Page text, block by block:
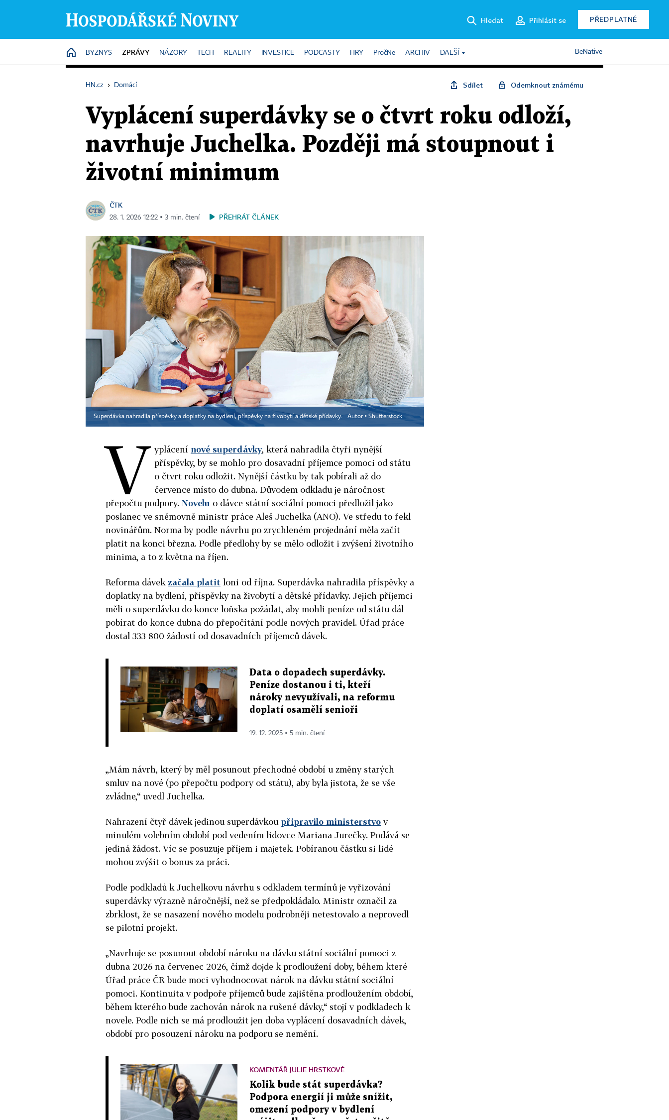
Hledat Přihlásit se PŘEDPLATNÉ
HOME
BYZNYS ZPRÁVY NÁZORY TECH REALITY INVESTICE PODCASTY HRY PročNe ARCHIV DALŠÍ BeNative
HN.cz › Domácí Sdílet Odemknout známému
Vyplácení superdávky se o čtvrt roku odloží,
navrhuje Juchelka. Později má stoupnout i
životní minimum
ČTK
28. 1. 2026 12:22 ▪ 3 min. čtení PŘEHRÁT ČLÁNEK
Superdávka nahradila příspěvky a doplatky na bydlení, příspěvky na živobytí a dětské přídavky. Autor ▪ Shutterstock
V yplácení nové superdávky, která nahradila čtyři nynější
příspěvky, by se mohlo pro dosavadní příjemce pomoci od státu
o čtvrt roku odložit. Nynější částku by tak pobírali až do
července místo do dubna. Důvodem odkladu je náročnost
přepočtu podpory. Novelu o dávce státní sociální pomoci předložil jako
poslanec ve sněmovně ministr práce Aleš Juchelka (ANO). Ve středu to řekl
novinářům. Norma by podle návrhu po zrychleném projednání měla začít
platit na konci března. Podle předlohy by se mělo odložit i zvýšení životního
minima, a to z května na říjen.
Reforma dávek začala platit loni od října. Superdávka nahradila příspěvky a
doplatky na bydlení, příspěvky na živobytí a dětské přídavky. Jejich příjemci
měli o superdávku do konce loňska požádat, aby mohli peníze od státu dál
pobírat do konce dubna do přepočítání podle nových pravidel. Úřad práce
dostal 333 800 žádostí od dosavadních příjemců dávek.
Data o dopadech superdávky.
Peníze dostanou i ti, kteří
nároky nevyužívali, na reformu
doplatí osamělí senioři
19. 12. 2025 ▪ 5 min. čtení
„Mám návrh, který by měl posunout přechodné období u změny starých
smluv na nové (po přepočtu podpory od státu), aby byla jistota, že se vše
zvládne,“ uvedl Juchelka.
Nahrazení čtyř dávek jedinou superdávkou připravilo ministerstvo v
minulém volebním období pod vedením lidovce Mariana Jurečky. Podává se
jediná žádost. Víc se posuzuje příjem i majetek. Pobíranou částku si lidé
mohou zvýšit o bonus za práci.
Podle podkladů k Juchelkovu návrhu s odkladem termínů je vyřizování
superdávky výrazně náročnější, než se předpokládalo. Ministr označil za
zbrklost, že se nasazení nového modelu podrobněji netestovalo a neprovedl
se pilotní projekt.
„Navrhuje se posunout období nároku na dávku státní sociální pomoci z
dubna 2026 na červenec 2026, čímž dojde k prodloužení doby, během které
Úřad práce ČR bude moci vyhodnocovat nárok na dávku státní sociální
pomoci. Kontinuita v podpoře příjemců bude zajištěna prodloužením období,
během kterého bude zachován nárok na rušené dávky,“ stojí v podkladech k
novele. Podle nich se má prodloužit jen doba vyplácení dosavadních dávek,
období pro posouzení nároku na podporu se nemění.
KOMENTÁŘ JULIE HRSTKOVÉ
Kolik bude stát superdávka?
Podpora energií ji může snížit,
omezení podpory v bydlení